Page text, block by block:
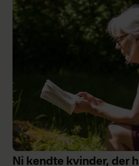
Ni kendte kvinder, der